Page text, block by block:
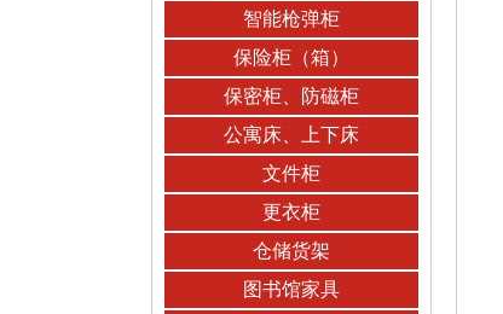
智能枪弹柜
保险柜（箱）
保密柜、防磁柜
公寓床、上下床
文件柜
更衣柜
仓储货架
图书馆家具